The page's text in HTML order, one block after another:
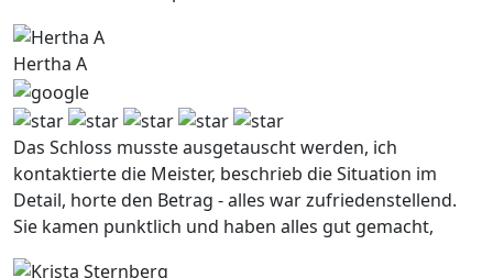
Hertha A
Das Schloss musste ausgetauscht werden, ich
kontaktierte die Meister, beschrieb die Situation im
Detail, horte den Betrag - alles war zufriedenstellend.
Sie kamen punktlich und haben alles gut gemacht,